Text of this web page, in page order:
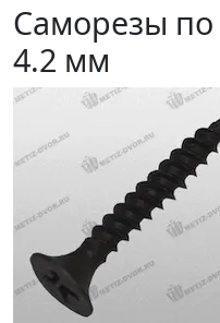
Саморезы по
4.2 мм